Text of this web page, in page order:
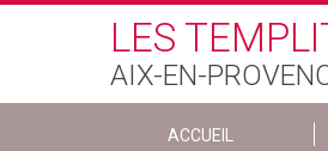
Skip to main content
LES
AIX-EN-
ACCUEIL